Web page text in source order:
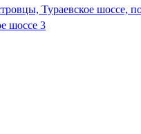
Тураевское шоссе,
шоссе 3